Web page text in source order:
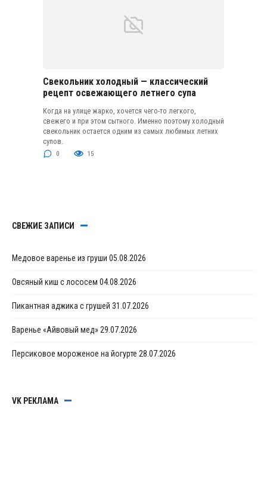
Свекольник холодный — классический
рецепт освежающего летнего супа
Когда на улице жарко, хочется чего-то легкого,
свежего и при этом сытного. Именно поэтому холодный
свекольник остается одним из самых любимых летних
супов.
0 15
СВЕЖИЕ ЗАПИСИ
Медовое варенье из груши 05.08.2026
Овсяный киш с лососем 04.08.2026
Пикантная аджика с грушей 31.07.2026
Варенье «Айвовый мед»29.07.2026
Персиковое мороженое на йогурте 28.07.2026
VK РЕКЛАМА